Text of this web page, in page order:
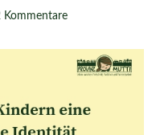
Kommentare